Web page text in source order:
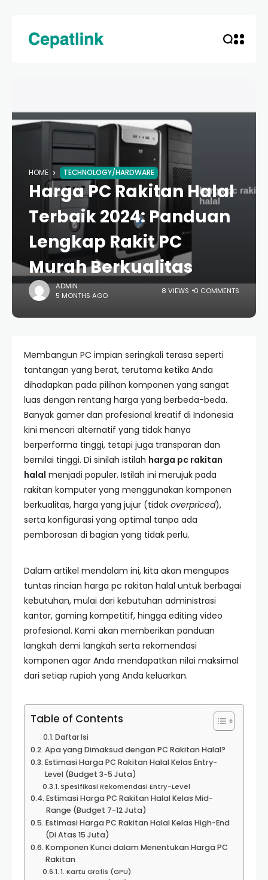
HOME TECHNOLOGY/HARDWARE
Harga PC Rakitan Halal
Terbaik 2024: Panduan
Lengkap Rakit PC
Murah Berkualitas
ADMIN
5 MONTHS AGO
8 VIEWS 0 COMMENTS
Membangun PC impian seringkali terasa seperti
tantangan yang berat, terutama ketika Anda
dihadapkan pada pilihan komponen yang sangat
luas dengan rentang harga yang berbeda-beda.
Banyak gamer dan profesional kreatif di Indonesia
kini mencari alternatif yang tidak hanya
berperforma tinggi, tetapi juga transparan dan
bernilai tinggi. Di sinilah istilah harga pc rakitan
halal menjadi populer. Istilah ini merujuk pada
rakitan komputer yang menggunakan komponen
berkualitas, harga yang jujur (tidak overpriced),
serta konfigurasi yang optimal tanpa ada
pemborosan di bagian yang tidak perlu.
Dalam artikel mendalam ini, kita akan mengupas
tuntas rincian harga pc rakitan halal untuk berbagai
kebutuhan, mulai dari kebutuhan administrasi
kantor, gaming kompetitif, hingga editing video
profesional. Kami akan memberikan panduan
langkah demi langkah serta rekomendasi
komponen agar Anda mendapatkan nilai maksimal
dari setiap rupiah yang Anda keluarkan.
Table of Contents
Daftar Isi
Apa yang Dimaksud dengan PC Rakitan Halal?
Estimasi Harga PC Rakitan Halal Kelas Entry-
Level (Budget 3-5 Juta)
Spesifikasi Rekomendasi Entry-Level
Estimasi Harga PC Rakitan Halal Kelas Mid-
Range (Budget 7-12 Juta)
Estimasi Harga PC Rakitan Halal Kelas High-End
(Di Atas 15 Juta)
Komponen Kunci dalam Menentukan Harga PC
Rakitan
1. Kartu Grafis (GPU)